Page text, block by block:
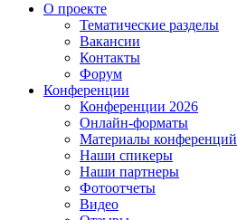
О проекте
Тематические разделы
Вакансии
Контакты
Форум
Конференции
Конференции 2026
Онлайн-форматы
Материалы конференций
Наши спикеры
Наши партнеры
Фотоотчеты
Видео